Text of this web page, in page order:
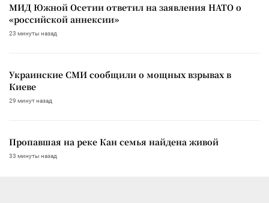
МИД Южной Осетии ответил на заявления НАТО о
«российской аннексии»
23 минуты назад
Украинские СМИ сообщили о мощных взрывах в
Киеве
29 минут назад
Пропавшая на реке Кан семья найдена живой
33 минуты назад